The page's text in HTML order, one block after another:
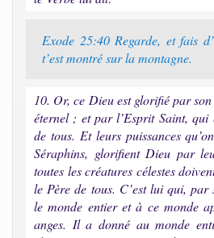
Exode 25:40 Regarde, et fais
t’est montré sur la montagne.
10. Or, ce Dieu est glorifié par
éternel ; et par l’Esprit Saint, qui
de tous. Et leurs puissances
Séraphins, glorifient Dieu par
toutes les créatures célestes
le Père de tous. C’est lui qui, par
le monde entier et à ce monde
anges. Il a donné au monde